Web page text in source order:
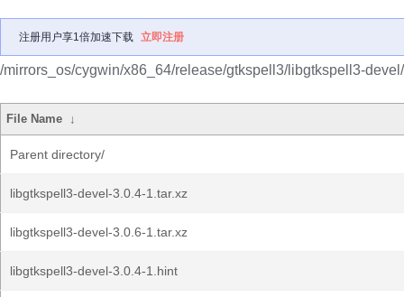
注册用户享1倍加速下载 立即注册
/mirrors_os/cygwin/x86_64/release/gtkspell3/libgtkspell3-devel/
File Name ↓
Parent directory/
libgtkspell3-devel-3.0.4-1.tar.xz
libgtkspell3-devel-3.0.6-1.tar.xz
libgtkspell3-devel-3.0.4-1.hint